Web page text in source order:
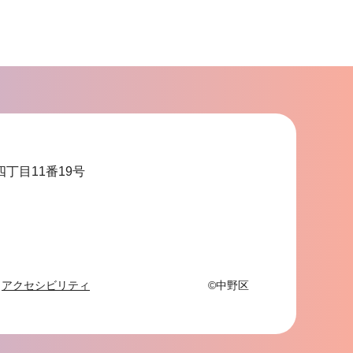
丁目11番19号
アクセシビリティ ©中野区